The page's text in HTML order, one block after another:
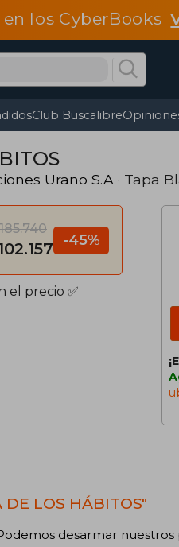
en los CyberBooks
Club Buscalibre
Urano S.A · Tapa
-45%
el precio ✅
LOS HÁBITOS"
desarmar